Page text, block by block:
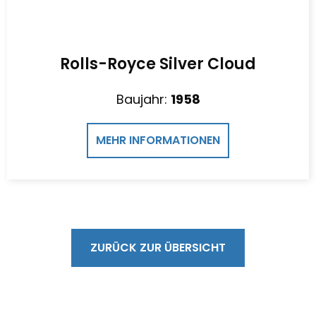
Rolls-Royce Silver Cloud
Baujahr: 1958
MEHR INFORMATIONEN
ZURÜCK ZUR ÜBERSICHT